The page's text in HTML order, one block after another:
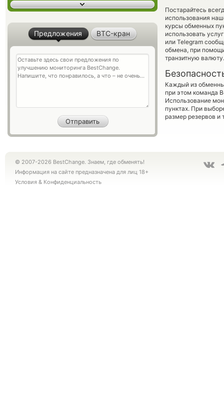
Постарайтесь
использования
курсы обменных
использовать
или Telegram
обмена, при
транзитную валюту.
Каждый из
при этом команда
Использование
пунктах. При
размер резервов и
Предложения BTC-кран
© 2007-2026 BestChange. Знаем, где обменять!
Информация на сайте предназначена для лиц 18+
Условия & Конфиденциальность